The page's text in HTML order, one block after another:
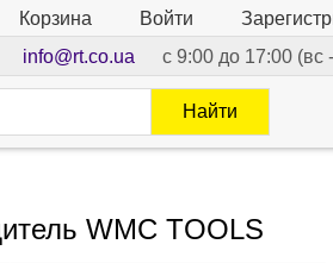
Корзина Войти
info@rt.co.ua с 9:00 до 17:00 (вс
Найти
WMC TOOLS